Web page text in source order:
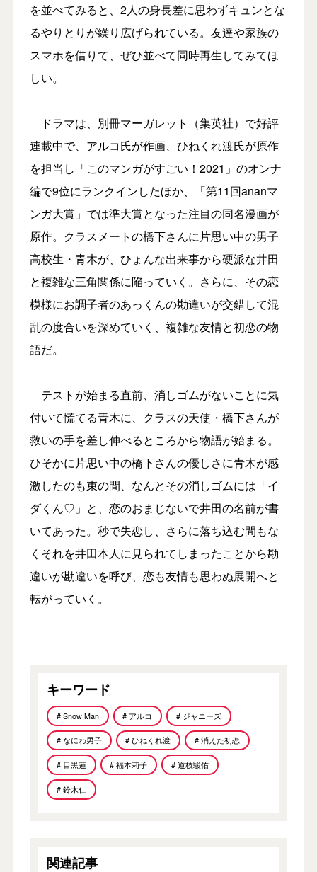
を並べてみると、2人の身長差に思わずキュンとな
るやりとりが繰り広げられている。友達や家族の
スマホを借りて、ぜひ並べて同時再生してみてほ
しい。
ドラマは、別冊マーガレット（集英社）で好評
連載中で、アルコ氏が作画、ひねくれ渡氏が原作
を担当し「このマンガがすごい！2021」のオンナ
編で9位にランクインしたほか、「第11回ananマ
ンガ大賞」では準大賞となった注目の同名漫画が
原作。クラスメートの橋下さんに片思い中の男子
高校生・青木が、ひょんな出来事から硬派な井田
と複雑な三角関係に陥っていく。さらに、その恋
模様にお調子者のあっくんの勘違いが交錯して混
乱の度合いを深めていく、複雑な友情と初恋の物
語だ。
テストが始まる直前、消しゴムがないことに気
付いて慌てる青木に、クラスの天使・橋下さんが
救いの手を差し伸べるところから物語が始まる。
ひそかに片思い中の橋下さんの優しさに青木が感
激したのも束の間、なんとその消しゴムには「イ
ダくん♡」と、恋のおまじないで井田の名前が書
いてあった。秒で失恋し、さらに落ち込む間もな
くそれを井田本人に見られてしまったことから勘
違いが勘違いを呼び、恋も友情も思わぬ展開へと
転がっていく。
キーワード
# Snow Man # アルコ # ジャニーズ
# なにわ男子 # ひねくれ渡 # 消えた初恋
# 目黒蓮 # 福本莉子 # 道枝駿佑
# 鈴木仁
関連記事